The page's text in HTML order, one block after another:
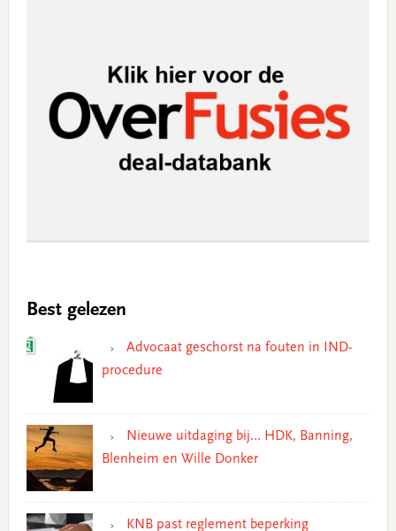
Best gelezen
Advocaat geschorst na fouten in IND-
procedure
Nieuwe uitdaging bij… HDK, Banning,
Blenheim en Wille Donker
KNB past reglement beperking